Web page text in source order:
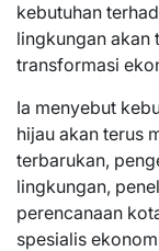
kebutuhan
lingkungan akan
transformasi
Ia menyebut
hijau akan terus
terbarukan,
lingkungan,
perencanaan
spesialis